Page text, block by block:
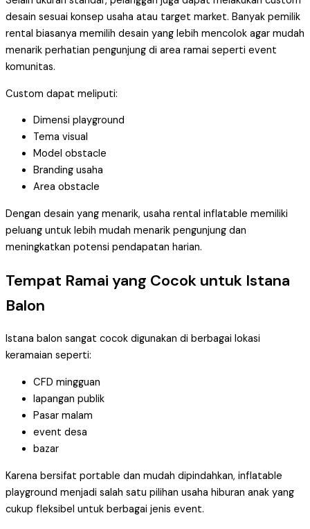
desain sesuai konsep usaha atau target market. Banyak pemilik
rental biasanya memilih desain yang lebih mencolok agar mudah
menarik perhatian pengunjung di area ramai seperti event
komunitas.
Custom dapat meliputi:
Dimensi playground
Tema visual
Model obstacle
Branding usaha
Area obstacle
Dengan desain yang menarik, usaha rental inflatable memiliki
peluang untuk lebih mudah menarik pengunjung dan
meningkatkan potensi pendapatan harian.
Tempat Ramai yang Cocok untuk Istana
Balon
Istana balon sangat cocok digunakan di berbagai lokasi
keramaian seperti:
CFD mingguan
lapangan publik
Pasar malam
event desa
bazar
Karena bersifat portable dan mudah dipindahkan, inflatable
playground menjadi salah satu pilihan usaha hiburan anak yang
cukup fleksibel untuk berbagai jenis event.